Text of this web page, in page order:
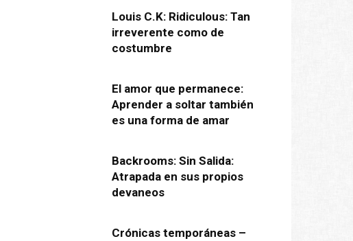
Louis C.K: Ridiculous: Tan
irreverente como de
costumbre
El amor que permanece:
Aprender a soltar también
es una forma de amar
Backrooms: Sin Salida:
Atrapada en sus propios
devaneos
Crónicas temporáneas –